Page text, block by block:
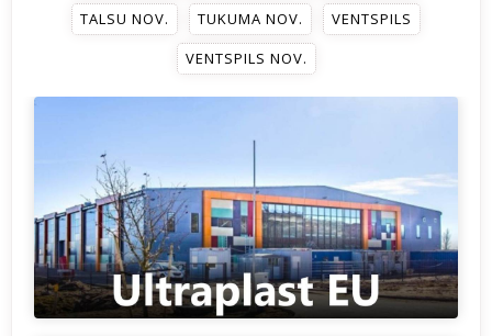
TALSU NOV.
TUKUMA NOV.
VENTSPILS
VENTSPILS NOV.